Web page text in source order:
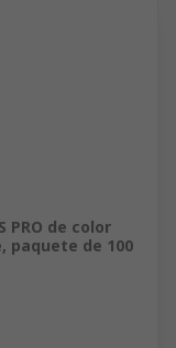
PRO de color
paquete de 100